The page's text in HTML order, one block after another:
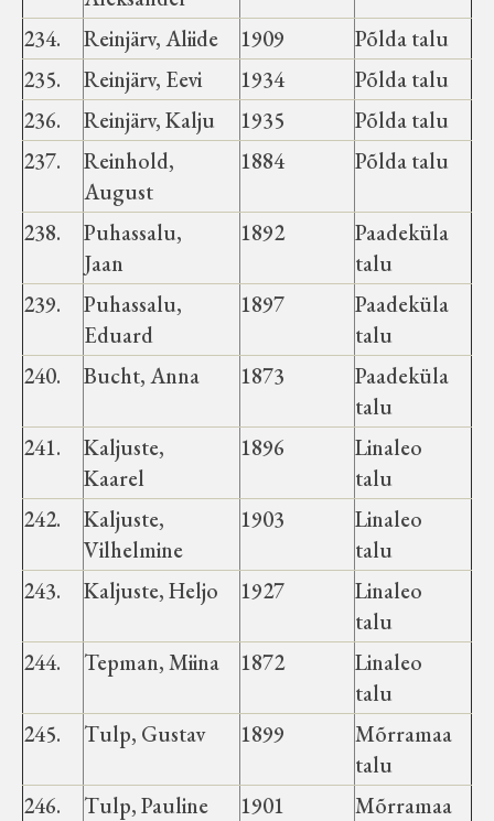
Koduleht on teoks saanud tänu Sillaotsa
Muuseumisõprade Seltsingu, Kohaliku
Omaalgatuse Programmi ja Märjamaa
Vallavalitsuse abile.
234.
Reinjärv, Aliide 1909
Põlda talu
235.
Reinjärv, Eevi 1934
Põlda talu
236.
Reinjärv, Kalju 1935
Põlda talu
237.
Reinhold,
August
1884 Põlda talu
238.
Puhassalu,
Jaan
1892
Paadeküla
talu
239.
Puhassalu,
Eduard
1897
Paadeküla
talu
240.
Bucht, Anna 1873
Paadeküla
talu
241.
Kaljuste,
Kaarel
1896
Linaleo
talu
242.
Kaljuste,
Vilhelmine
1903
Linaleo
talu
243.
Kaljuste, Heljo 1927
Linaleo
talu
244.
Tepman, Miina 1872
Linaleo
talu
245.
Tulp, Gustav 1899
Mõrramaa
talu
246.
Tulp, Pauline 1901
Mõrramaa